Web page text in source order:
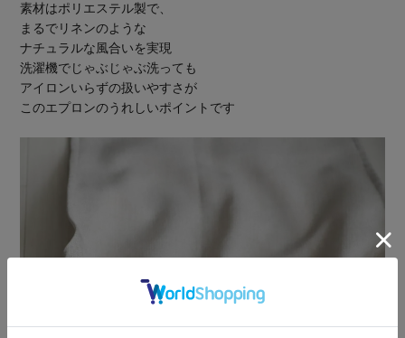
素材はポリエステル製で、
まるでリネンのような
ナチュラルな風合いを実現
洗濯機でじゃぶじゃぶ洗っても
アイロンいらずの扱いやすさが
このエプロンのうれしいポイントです